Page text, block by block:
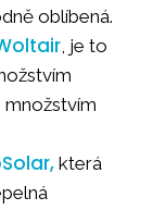
oblíbená.
, je to
množstvím
která